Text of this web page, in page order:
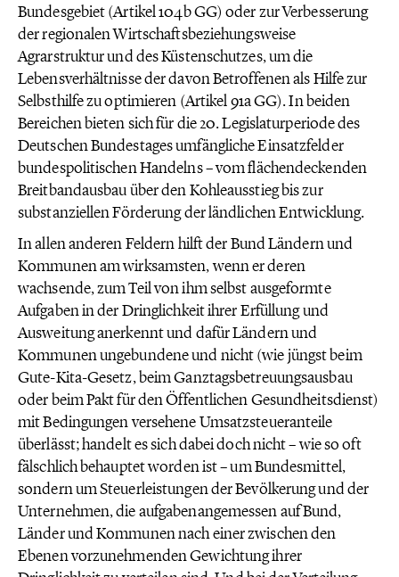
Bundesgebiet (Artikel 104b GG) oder zur Verbesserung
der regionalen Wirtschaftsbeziehungsweise
Agrarstruktur und des Küstenschutzes, um die
Lebensverhältnisse der davon Betroffenen als Hilfe zur
Selbsthilfe zu optimieren (Artikel 91a GG). In beiden
Bereichen bieten sich für die 20. Legislaturperiode des
Deutschen Bundestages umfängliche Einsatzfelder
bundespolitischen Handelns – vom flächendeckenden
Breitbandausbau über den Kohleausstieg bis zur
substanziellen Förderung der ländlichen Entwicklung.
In allen anderen Feldern hilft der Bund Ländern und
Kommunen am wirksamsten, wenn er deren
wachsende, zum Teil von ihm selbst ausgeformte
Aufgaben in der Dringlichkeit ihrer Erfüllung und
Ausweitung anerkennt und dafür Ländern und
Kommunen ungebundene und nicht (wie jüngst beim
Gute-Kita-Gesetz, beim Ganztagsbetreuungsausbau
oder beim Pakt für den Öffentlichen Gesundheitsdienst)
mit Bedingungen versehene Umsatzsteueranteile
überlässt; handelt es sich dabei doch nicht – wie so oft
fälschlich behauptet worden ist – um Bundesmittel,
sondern um Steuerleistungen der Bevölkerung und der
Unternehmen, die aufgabenangemessen auf Bund,
Länder und Kommunen nach einer zwischen den
Ebenen vorzunehmenden Gewichtung ihrer